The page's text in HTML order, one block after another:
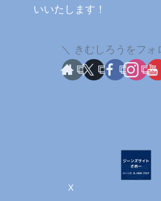
いいたします！
きむしろうをフォ
X